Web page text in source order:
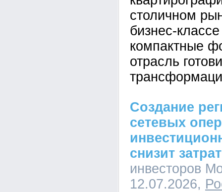
столичном
бизнес-
компактные
отрасль
Создание
сетевых
снизит
инвесторов
12.07.2026,